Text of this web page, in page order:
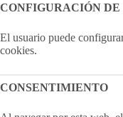
CONFIGURACIÓN DE
El usuario puede
cookies.
CONSENTIMIENTO